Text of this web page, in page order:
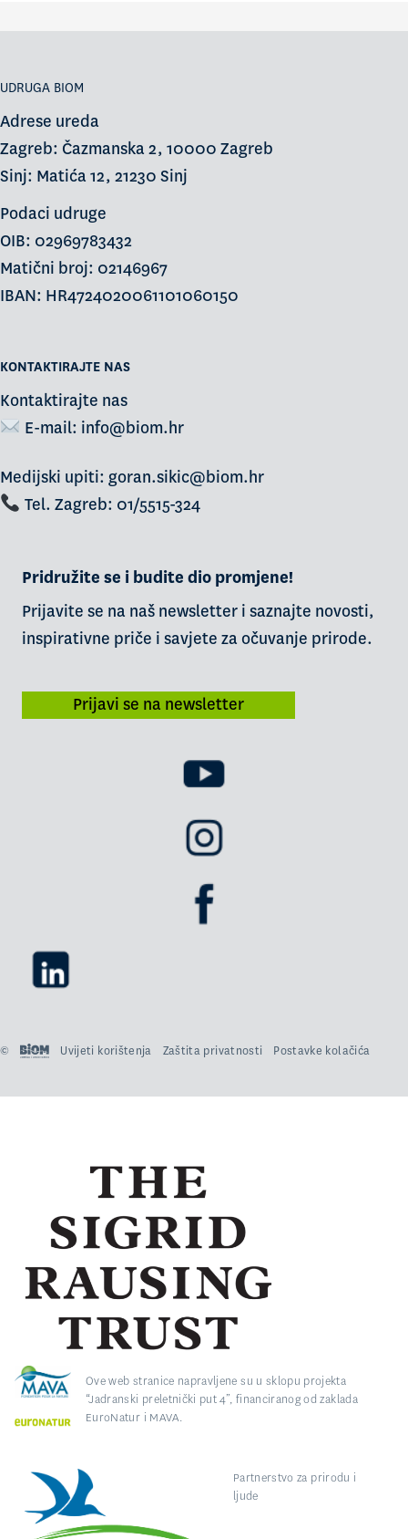
UDRUGA BIOM
Adrese ureda
Zagreb: Čazmanska 2, 10000 Zagreb
Sinj: Matića 12, 21230 Sinj
Podaci udruge
OIB: 02969783432
Matični broj: 02146967
IBAN: HR4724020061101060150
KONTAKTIRAJTE NAS
Kontaktirajte nas
E-mail: info@biom.hr
Medijski upiti: goran.sikic@biom.hr
Tel. Zagreb: 01/5515-324
Pridružite se i budite dio promjene!
Prijavite se na naš newsletter i saznajte novosti,
inspirativne priče i savjete za očuvanje prirode.
Prijavi se na newsletter
© Uvijeti korištenja Zaštita privatnosti Postavke kolačića
Ove web stranice napravljene su u sklopu projekta
“Jadranski preletnički put 4”, financiranog od zaklada
EuroNatur i MAVA.
Partnerstvo za prirodu i
ljude